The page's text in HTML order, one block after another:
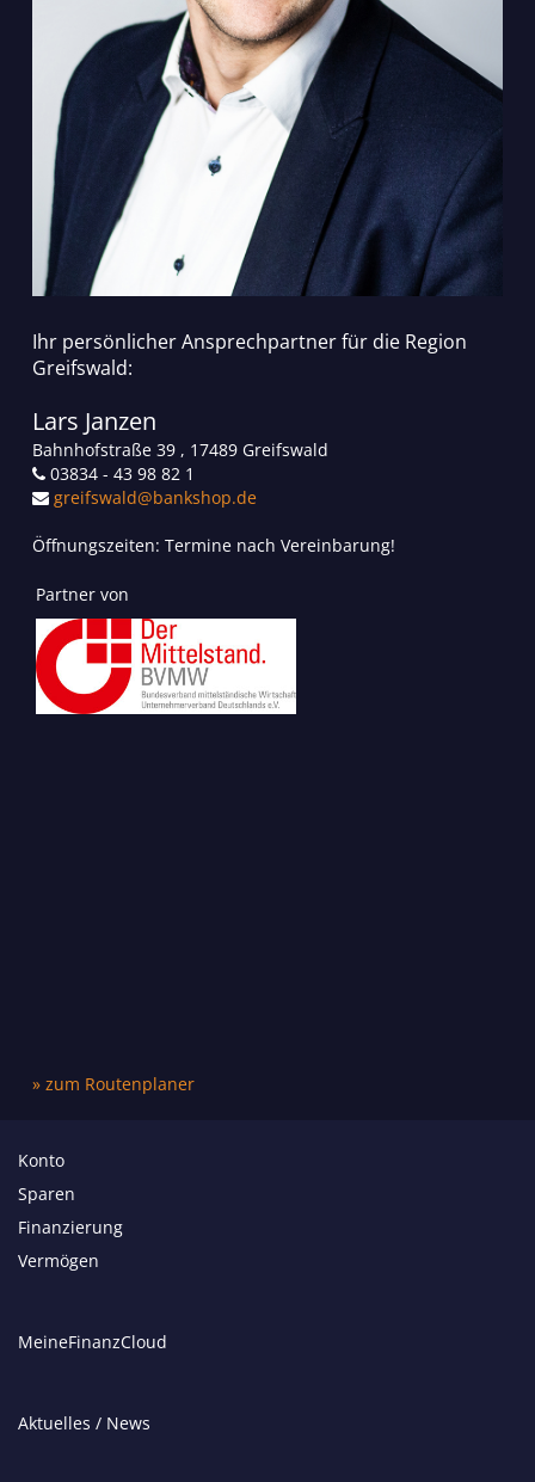
Ihr persönlicher Ansprechpartner für die Region
Greifswald:
Lars Janzen
Bahnhofstraße 39 , 17489 Greifswald
03834 - 43 98 82 1
greifswald@bankshop.de
Öffnungszeiten: Termine nach Vereinbarung!
Partner von
» zum Routenplaner
Konto
Sparen
Finanzierung
Vermögen
MeineFinanzCloud
Aktuelles / News